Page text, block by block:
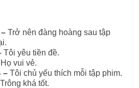
–Trở nên đàng hoàng sau tập
Tôi yêu tiền đề.
Họ vui vẻ.
–Tôi chủ yếu thích mỗi tập phim.
Trông khá tốt.